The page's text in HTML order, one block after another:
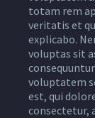
totam rem
veritatis et
explicabo.
voluptas sit
voluptatem
est, qui
consectetur,